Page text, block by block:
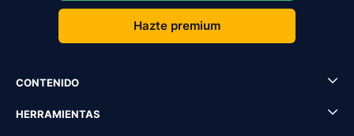
Hazte premium
CONTENIDO
HERRAMIENTAS